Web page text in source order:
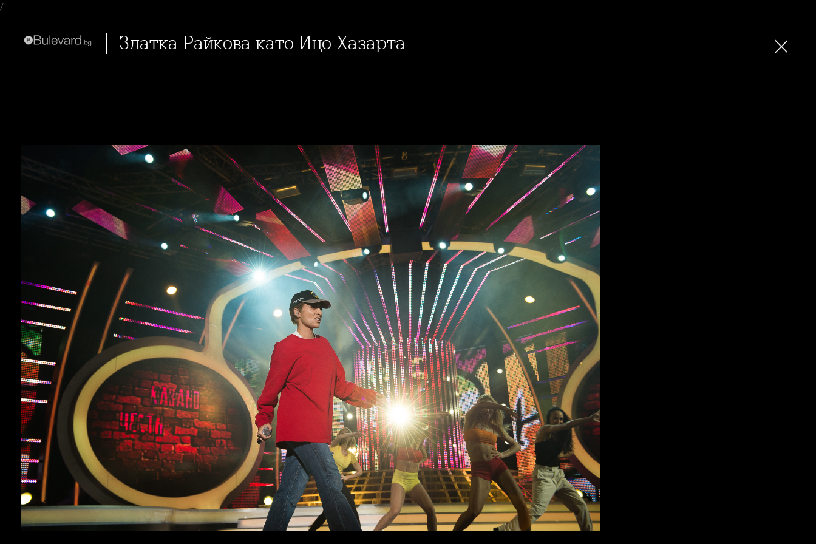
/
Златка Райкова като Ицо Хазарта